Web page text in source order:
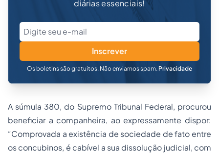
diárias essenciais!
Inscrever
Os boletins são gratuitos. Não enviamos spam. Privacidade
A súmula 380, do Supremo Tribunal Federal, procurou
beneficiar a companheira, ao expressamente dispor:
“Comprovada a existência de sociedade de fato entre
os concubinos, é cabível a sua dissolução judicial, com